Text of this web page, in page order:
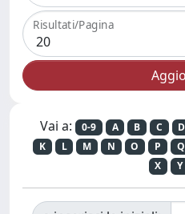
Risultati/Pagina
Vai a: 0-9 A B C D
K
L M N O P Q
X
Y